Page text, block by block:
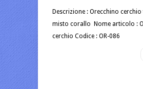
Descrizione : Orecchino cerchio
misto corallo Nome articolo :
cerchio Codice : OR-086